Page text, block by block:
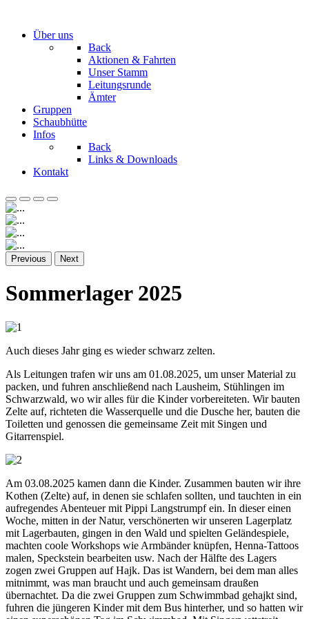
Über uns
Back
Aktionen & Fahrten
Unser Stamm
Leitungsrunde
Ämter
Gruppen
Schaubhütte
Infos
Back
Links & Downloads
Kontakt
Previous Next
Sommerlager 2025
Auch dieses Jahr ging es wieder schwarz zelten.
Als Leitungen trafen wir uns am 01.08.2025, um unser Material zu
packen, und fuhren anschließend nach Lausheim, Stühlingen im
Schwarzwald, wo wir alles für die Kinder vorbereiteten. Wir bauten
Zelte auf, richteten die Wasserquelle und die Dusche her, bauten die
Toiletten und genossen die gemeinsame Zeit mit Singen und
Gitarrenspiel.
Am 03.08.2025 kamen dann die Kinder. Zusammen bauten wir ihre
Kothen (Zelte) auf, in denen sie schlafen sollten, und tauchten in ein
aufregendes Abenteuer mit Pippi Langstrumpf ein. In dieser einen
Woche, mitten in der Natur, verschönerten wir unseren Lagerplatz
mit Lagerbauten, gingen in den Wald und spielten Geländespiele,
machten coole Workshops wie Armbänder knüpfen, Henna-Tattoos
malen, Speckstein bearbeiten usw. Nach der Hälfte des Lagers
zogen zwei Gruppen auf Hajk. Das ist Wandern, bei dem man alles
mitnimmt, was man braucht und auch gemeinsam draußen
übernachtet. Da die zwei Gruppen zum Schwimmbad gehajkt sind,
fuhren die jüngeren Kinder mit dem Bus hinterher, und so hatten wir